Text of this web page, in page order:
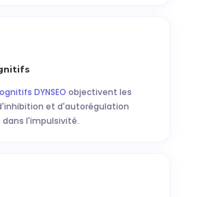
DYNSEO objectivent les
et d'autorégulation
l'impulsivité.